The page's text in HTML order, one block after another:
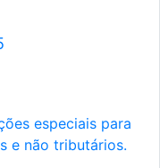
especiais para
e não tributários.